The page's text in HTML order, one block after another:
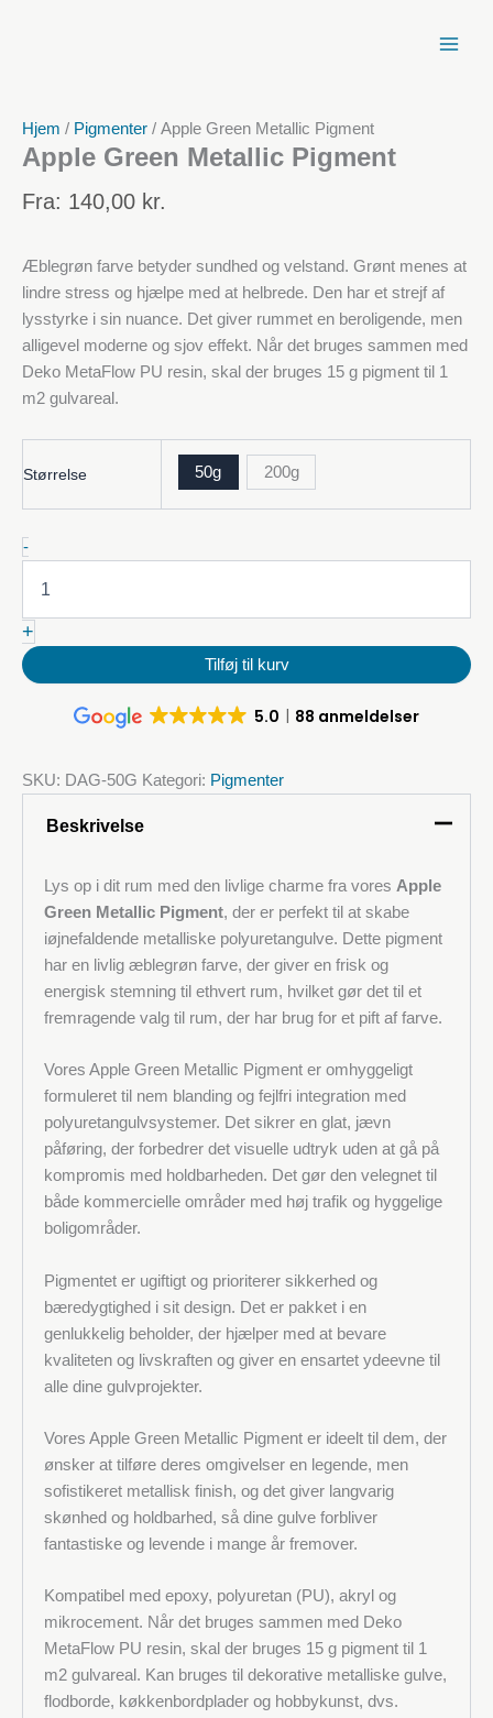
Hjem / Pigmenter / Apple Green Metallic Pigment
Apple Green Metallic Pigment
Fra: 140,00 kr.
Æblegrøn farve betyder sundhed og velstand. Grønt menes at
lindre stress og hjælpe med at helbrede. Den har et strejf af
lysstyrke i sin nuance. Det giver rummet en beroligende, men
alligevel moderne og sjov effekt. Når det bruges sammen med
Deko MetaFlow PU resin, skal der bruges 15 g pigment til 1
m2 gulvareal.
Størrelse 50g 200g
-Apple
Green
Metallic
mængde
+
Tilføj til kurv
5.0 88 anmeldelser
SKU: DAG-50G Kategori: Pigmenter
Beskrivelse
Lys op i dit rum med den livlige charme fra vores Apple
Green Metallic Pigment, der er perfekt til at skabe
iøjnefaldende metalliske polyuretangulve. Dette pigment
har en livlig æblegrøn farve, der giver en frisk og
energisk stemning til ethvert rum, hvilket gør det til et
fremragende valg til rum, der har brug for et pift af farve.
Vores Apple Green Metallic Pigment er omhyggeligt
formuleret til nem blanding og fejlfri integration med
polyuretangulvsystemer. Det sikrer en glat, jævn
påføring, der forbedrer det visuelle udtryk uden at gå på
kompromis med holdbarheden. Det gør den velegnet til
både kommercielle områder med høj trafik og hyggelige
boligområder.
Pigmentet er ugiftigt og prioriterer sikkerhed og
bæredygtighed i sit design. Det er pakket i en
genlukkelig beholder, der hjælper med at bevare
kvaliteten og livskraften og giver en ensartet ydeevne til
alle dine gulvprojekter.
Vores Apple Green Metallic Pigment er ideelt til dem, der
ønsker at tilføre deres omgivelser en legende, men
sofistikeret metallisk finish, og det giver langvarig
skønhed og holdbarhed, så dine gulve forbliver
fantastiske og levende i mange år fremover.
Kompatibel med epoxy, polyuretan (PU), akryl og
mikrocement. Når det bruges sammen med Deko
MetaFlow PU resin, skal der bruges 15 g pigment til 1
m2 gulvareal. Kan bruges til dekorative metalliske gulve,
flodborde, køkkenbordplader og hobbykunst, dvs.